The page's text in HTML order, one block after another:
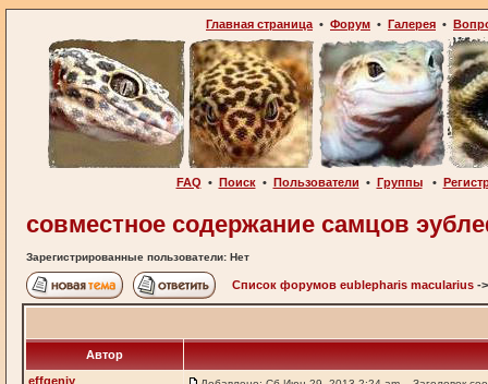
Главная страница • Форум • Галерея •
FAQ • Поиск• Пользователи • Группы•
совместное содержание самцов
Зарегистрированные пользователи: Нет
Список форумов eublepharis macularius -
Автор
effgeniy